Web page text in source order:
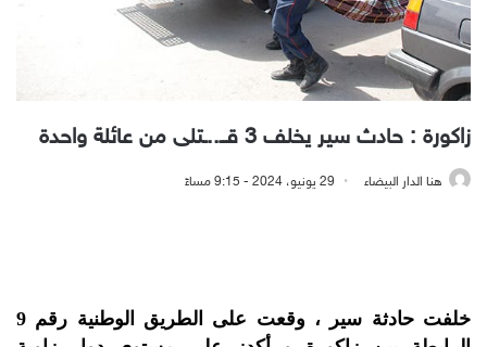
زاكورة : حادث سير يخلف 3 قــ..ـتلى من عائلة واحدة
هنا الدار البيضاء 29 يونيو، 2024 - 9:15 مساءً
خلفت حادثة سير ، وقعت على الطريق الوطنية رقم 9